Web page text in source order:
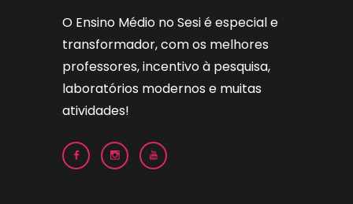
O Ensino Médio no Sesi é especial e
transformador, com os melhores
professores, incentivo à pesquisa,
laboratórios modernos e muitas
atividades!